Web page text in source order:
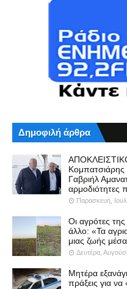
Δημοφιλή άρθρα
Κομπατσιάρης
Γαβριήλ
αρμοδιότητες
Παρασκευή,
Οι αγρότες της
άλλο: «Τα
μιας ζωής
Δευτέρα,
Μητέρα
πράξεις για να